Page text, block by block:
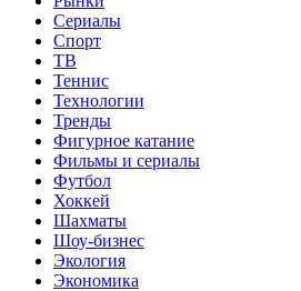
Сериалы
Спорт
ТВ
Теннис
Технологии
Тренды
Фигурное катание
Фильмы и сериалы
Футбол
Хоккей
Шахматы
Шоу-бизнес
Экология
Экономика